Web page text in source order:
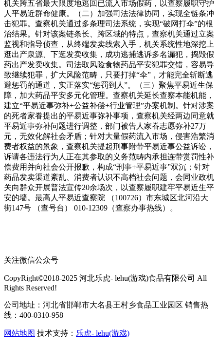
关注微信公众号
CopyRight©2018-2025 河北乐虎- lehu(游戏)食品有限公司 All
Rights Reserved!
公司地址：河北省邯郸市大名县王村乡食品工业园区 销售热
线：400-0310-958
网站地图 技术支持： 乐虎- lehu(游戏)